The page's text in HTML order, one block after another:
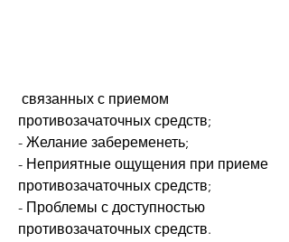
противозачаточных средств;
- Желание забеременеть;
- Неприятные ощущения при приеме
противозачаточных средств;
- Проблемы с доступностью
противозачаточных средств.